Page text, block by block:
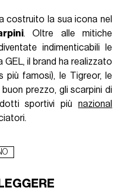
costruito la sua icona nel
. Oltre alle mitiche
indimenticabili le
il brand ha realizzato
più famosi), le Tigreor, le
prezzo, gli scarpini di
sportivi più nazional